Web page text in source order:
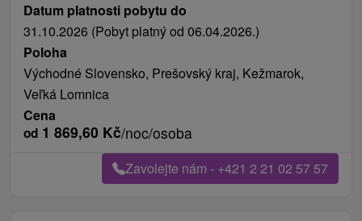
Datum platnosti pobytu do
31.10.2026 (Pobyt platný od 06.04.2026.)
Poloha
Východné Slovensko, Prešovský kraj, Kežmarok,
Veľká Lomnica
Cena
od 1 869,60 Kč/noc/osoba
Zavolejte nám - +421 2 21 02 57 57